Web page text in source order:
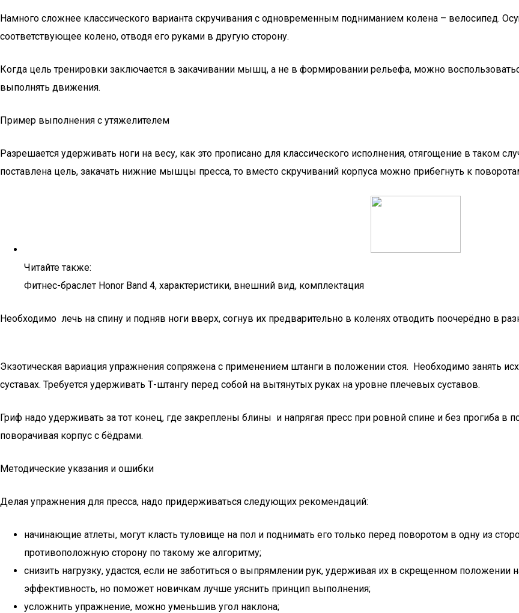
Намного сложнее классического варианта скручивания с одновременным подниманием колена – велосипед.
соответствующее колено, отводя его руками в другую сторону.
Когда цель тренировки заключается в закачивании мышц, а не в формировании рельефа, можно
выполнять движения.
Пример выполнения с утяжелителем
Разрешается удерживать ноги на весу, как это прописано для классического исполнения, отягощение в таком
поставлена цель, закачать нижние мышцы пресса, то вместо скручиваний корпуса можно прибегнуть к
Читайте также:
Фитнес-браслет Honor Band 4, характеристики, внешний вид, комплектация
Необходимо лечь на спину и подняв ноги вверх, согнув их предварительно в коленях отводить поочерёдно в
Экзотическая вариация упражнения сопряжена с применением штанги в положении стоя. Необходимо занять
суставах. Требуется удерживать Т-штангу перед собой на вытянутых руках на уровне плечевых суставов.
Гриф надо удерживать за тот конец, где закреплены блины и напрягая пресс при ровной спине и без прогиба в
поворачивая корпус с бёдрами.
Методические указания и ошибки
Делая упражнения для пресса, надо придерживаться следующих рекомендаций:
начинающие атлеты, могут класть туловище на пол и поднимать его только перед поворотом в одну из
противоположную сторону по такому же алгоритму;
снизить нагрузку, удастся, если не заботиться о выпрямлении рук, удерживая их в скрещенном положении
эффективность, но поможет новичкам лучше уяснить принцип выполнения;
усложнить упражнение, можно уменьшив угол наклона;